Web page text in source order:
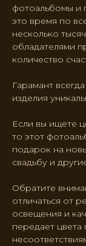
фотоальбомы и
это время по
несколько
обладателями
количество
Гарамант
изделия
Если вы ищете
то этот
подарок на
свадьбу и
Обратите
отличаться от
освещения и
передает